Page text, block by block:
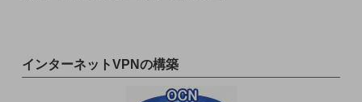
モバイル・ICTサービスをオンラインで
インターネットVPNの構築